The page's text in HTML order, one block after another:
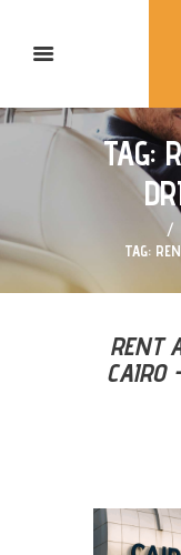
TAG:
TAG:
RENT
CAIRO